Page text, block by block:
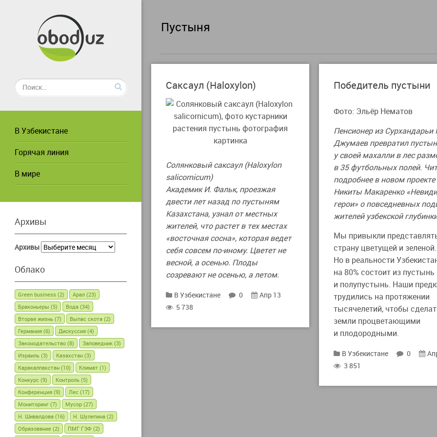
В Узбекистане
Горячая линия
В мире
Архивы
Архивы
Облако
Green business (2) Арал (23)
Браконьеры (5) Вода (34)
Вторая жизнь (7) Выпас скота (2)
Германия (6) Дискуссия (4)
Законодательство (8) Заповедник (3)
Израиль (3) Казахстан (3)
Каракалпакстан (10) Климат (1)
Конкурс (9) Контроль (5)
Конференция (9) Лес (17)
Мониторинг (7) Мусор (27)
Н. Шивалдова (16) Н. Шулепина (2)
Образование (2) ПМГ ГЭФ (2)
Пустыня
Саксаул (Haloxylon)
Солянковый саксаул (Haloxylon
salicornicum)
Академик И. Фальк, проезжая
двести лет назад по пустыням
Казахстана, узнал от местных
жителей, что растет в тех местах
«восточная сосна», которая ведет
себя совсем по-иному. Цветет не
весной, а осенью. Плоды
созревают не осенью, а летом.
В Узбекистане 0
Апр 13
5 738
Победитель пустыни
Фото: Эльёр Нематов
Пенсионер из
Джумаев превратил
у своей махалли в лес
в 35 футбольных полей.
подробнее в новом проекте
Никиты Макаренко
герои» о повседневных
жителей узбекской
Мы привыкли
страну цветущей и зеленой.
Но в реальности
на 80% состоит из пустынь
и полупустынь. Наши
трудились на протяжении
тысячелетий, чтобы
земли процветающими
и плодородными.
В Узбекистане 0
3 851